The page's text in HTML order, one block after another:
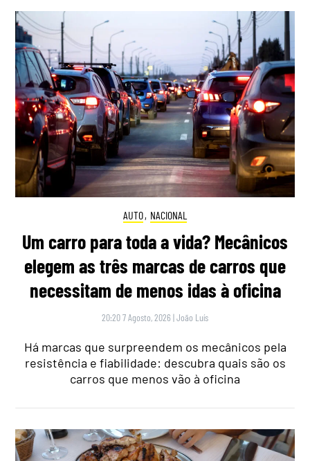
AUTO, NACIONAL
Um carro para toda a vida? Mecânicos
elegem as três marcas de carros que
necessitam de menos idas à oficina
20:20 7 Agosto, 2026 |João Luís
Há marcas que surpreendem os mecânicos pela
resistência e fiabilidade: descubra quais são os
carros que menos vão à oficina